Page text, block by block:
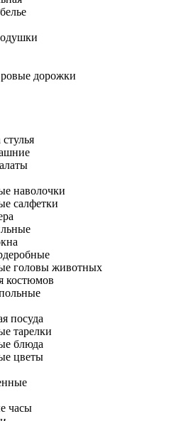
дорожки
наволочки
салфетки
головы животных
костюмов
посуда
тарелки
блюда
цветы
часы